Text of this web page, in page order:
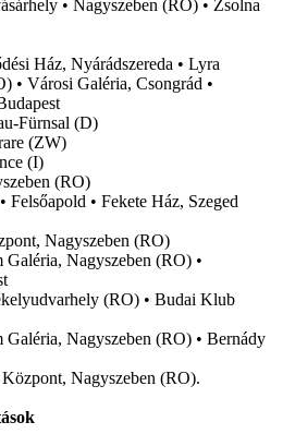
• Nagyszeben (RO) • Zsolna
Ház, Nyárádszereda • Lyra
• Városi Galéria, Csongrád •
Fürnsal (D)
(ZW)
(I)
(RO)
Felsőapold • Fekete Ház, Szeged
Nagyszeben (RO)
Nagyszeben (RO) •
(RO) • Budai Klub
Galéria, Nagyszeben (RO) • Bernády
Nagyszeben (RO).